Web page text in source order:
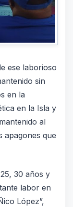
ese laborioso
sin
en la
en la Isla y
al
apagones que
30 años y
labor en
López”,